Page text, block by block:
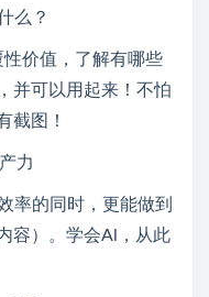
么？
价值，了解有哪些
并可以用起来！不怕
截图！
力
率的同时，更能做到
容）。学会Al，从此